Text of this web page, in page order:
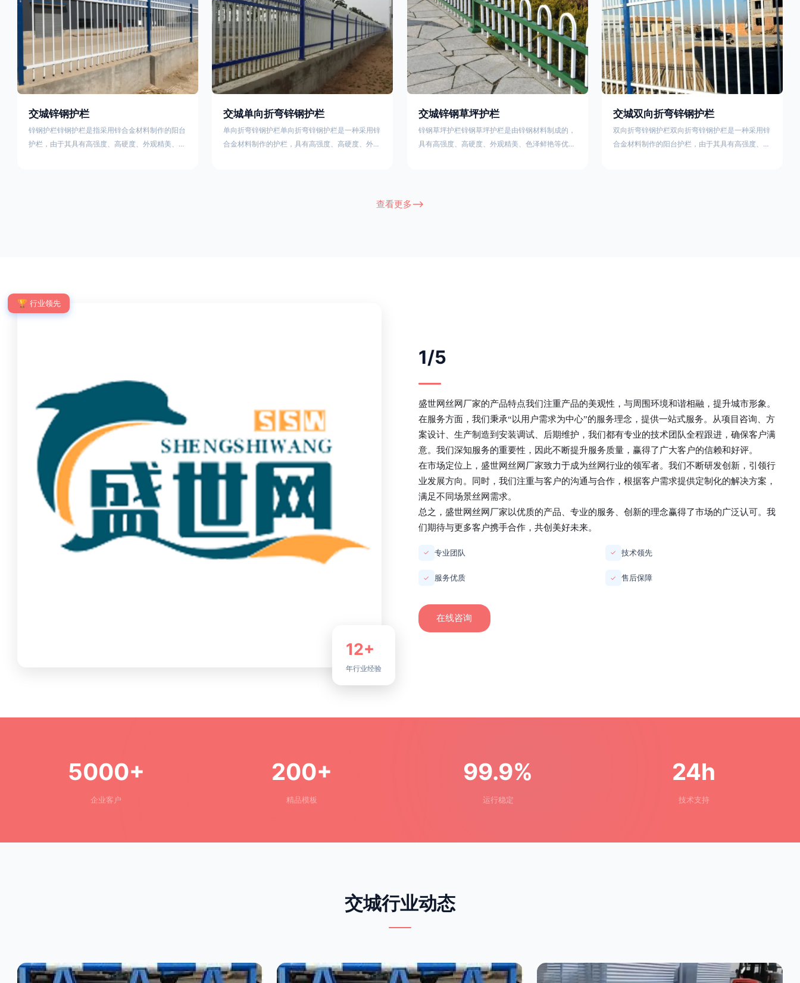
紧固及调整 。框架护栏网的规格包括以下内容：
PVC围栏、水泥围栏等。如果您需要使用铁艺围
栏，建议
同场所的需求 。三横杆锌钢护栏的使用方法
一。锌钢阳台护栏的安装方法因情况而异，但是一
般采
交城锌钢护栏
锌钢护栏锌钢护栏是指采用锌合金材料制作的阳台
护栏，由于其具有高强度、高硬度、外观精美、色
交城单向折弯锌钢护栏
单向折弯锌钢护栏单向折弯锌钢护栏是一种采用锌
合金材料制作的护栏，具有高强度、高硬度、外观
栓，再加上防盗垫圈，这样能够避免护栏被人轻易
交城锌钢草坪护栏
锌钢草坪护栏锌钢草坪护栏是由锌钢材料制成的，
具有高强度、高硬度、外观精美、色泽鲜艳等优
交城双向折弯锌钢护栏
双向折弯锌钢护栏双向折弯锌钢护栏是一种采用锌
合金材料制作的阳台护栏，由于其具有高强度、高
查看更多-->
12+
年行业经验
🏆 行业领先
1/5
盛世网丝网厂家的产品特点我们注重产品的美观性，与周围环境和谐相融，提升城市形象。
在服务方面，我们秉承“以用户需求为中心”的服务理念，提供一站式服务。从项目咨询、方
案设计、生产制造到安装调试、后期维护，我们都有专业的技术团队全程跟进，确保客户满
意。我们深知服务的重要性，因此不断提升服务质量，赢得了广大客户的信赖和好评。
在市场定位上， 盛世网丝网厂家致力于成为丝网行业的领军者。我们不断研发创新，引领行
业发展方向。同时，我们注重与客户的沟通与合作，根据客户需求提供定制化的解决方案，
满足不同场景丝网需求。
总之， 盛世网丝网厂家以优质的产品、专业的服务、创新的理念赢得了市场的广泛认可。我
们期待与更多客户携手合作，共创美好未来。
✓ 专业团队 ✓ 技术领先
✓ 服务优质 ✓ 售后保障
在线咨询
5000+
企业客户
200+
精品模板
99.9%
运行稳定
24h
技术支持
交城行业动态